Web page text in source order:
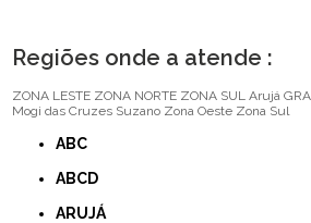
Regiões onde a atende :
ZONA LESTE ZONA NORTE ZONA SUL Arujá
Mogi das Cruzes Suzano Zona Oeste Zona Sul
ABC
ABCD
ARUJÁ